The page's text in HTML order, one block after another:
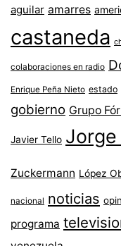
aguilar amarres
castaneda
colaboraciones en radio
Enrique Peña Nieto estado
gobierno Grupo
Javier Tello Jorge
Zuckermann López
nacional noticias
programa